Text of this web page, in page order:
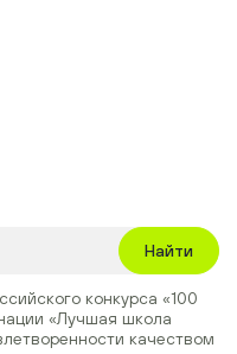
Найти
конкурса «100
«Лучшая школа
качеством